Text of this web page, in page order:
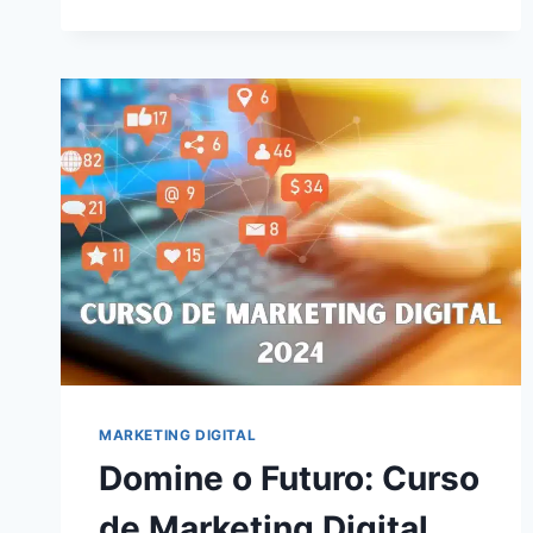
COMO
ALCANÇAR
A
INDEPENDÊNCIA
FINANCEIRA
ONLINE
MARKETING DIGITAL
Domine o Futuro: Curso